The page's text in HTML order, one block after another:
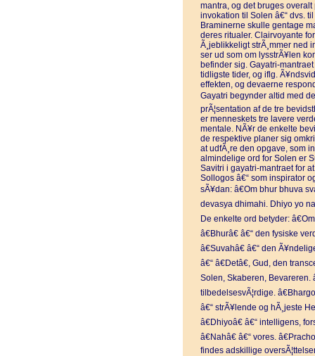
mantra, og det bruges
invokation til Solen â€“ dvs.
Braminerne skulle gentage
deres ritualer. Clairvoyante
Ã¸jeblikkeligt strÃ¸mmer ned
ser ud som om lysstrÃ¥len
befinder sig. Gayatri-
tidligste tider, og iflg.
effekten, og devaerne
Gayatri begynder altid med
prÃ¦sentation af de tre
er menneskets tre lavere
mentale. NÃ¥r de enkelte
de respektive planer sig
at udfÃ¸re den opgave, som
almindelige ord for Solen er
Savitri i gayatri-mantraet for
Sollogos â€“ som inspirator
sÃ¥dan: â€Om bhur bhuva
devasya dhimahi. Dhiyo yo
De enkelte ord betyder:
â€Bhurâ€ â€“ den fysiske
â€Suvahâ€ â€“ den
â€“ â€Detâ€, Gud, den
Solen, Skaberen, Bevareren.
tilbedelsesvÃ¦rdige.
â€“ strÃ¥lende og hÃ¸jeste
â€Dhiyoâ€ â€“ intelligens,
â€Nahâ€ â€“ vores.
findes adskillige